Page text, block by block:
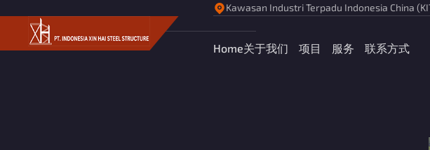
Kawasan Industri Terpadu Indonesia China
Home关于我们 项目 服务 联系方式